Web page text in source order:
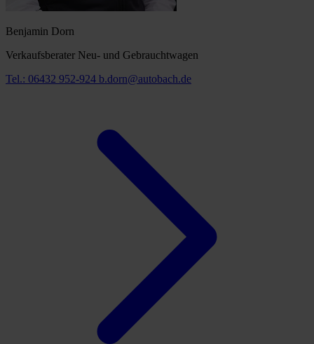
Benjamin Dorn
Verkaufsberater Neu- und Gebrauchtwagen
Tel.: 06432 952-924 b.dorn@autobach.de